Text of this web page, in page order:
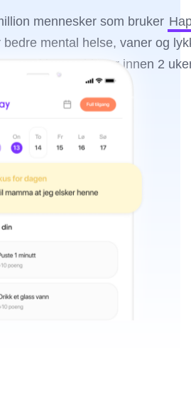
mennesker som bruker
mental helse, vaner og
positive endringer innen 2